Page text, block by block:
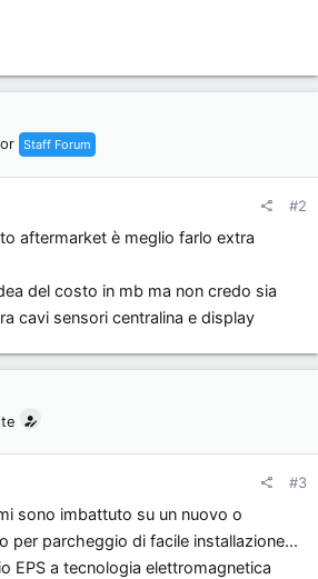
Staff Forum
#2
aftermarket è meglio farlo extra
del costo in mb ma non credo sia
cavi sensori centralina e display
#3
sono imbattuto su un nuovo o
per parcheggio di facile installazione...
EPS a tecnologia elettromagnetica